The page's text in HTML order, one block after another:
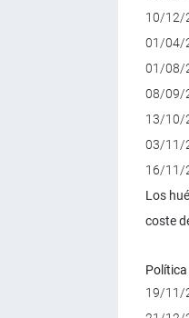
10/12/
01/04/
01/08/
08/09/
13/10/
03/11/
16/11/
Los
coste
19/11/